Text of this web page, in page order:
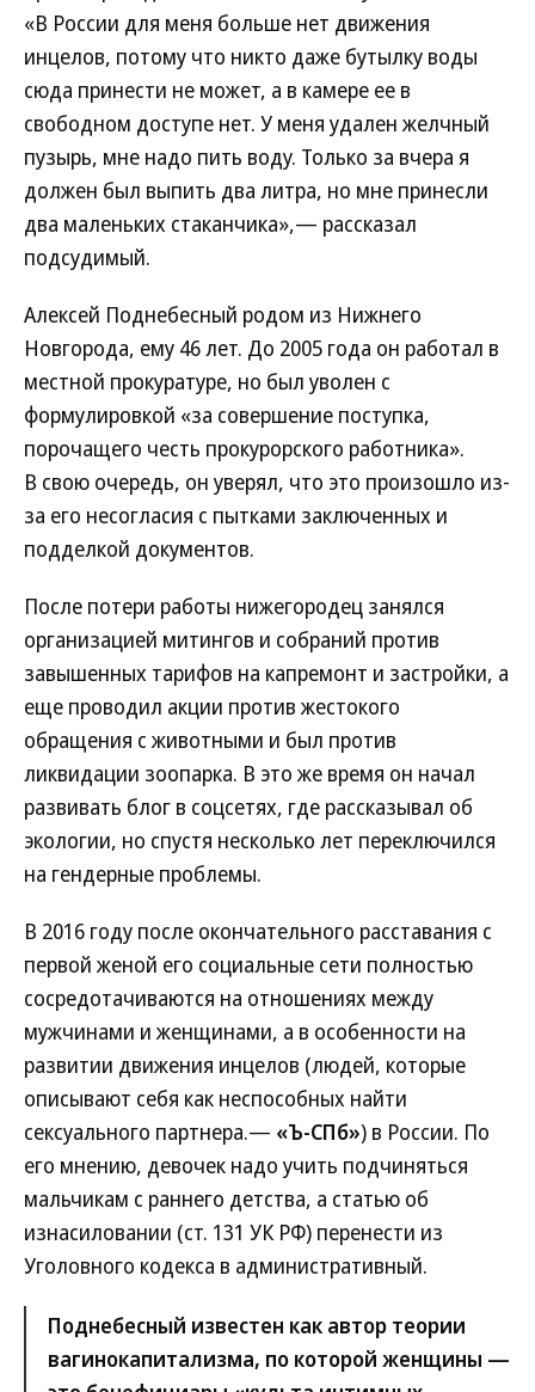
«В России для меня больше нет движения
инцелов, потому что никто даже бутылку воды
сюда принести не может, а в камере ее в
свободном доступе нет. У меня удален желчный
пузырь, мне надо пить воду. Только за вчера я
должен был выпить два литра, но мне принесли
два маленьких стаканчика»,— рассказал
подсудимый.
Алексей Поднебесный родом из Нижнего
Новгорода, ему 46 лет. До 2005 года он работал в
местной прокуратуре, но был уволен с
формулировкой «за совершение поступка,
порочащего честь прокурорского работника».
В свою очередь, он уверял, что это произошло из-
за его несогласия с пытками заключенных и
подделкой документов.
После потери работы нижегородец занялся
организацией митингов и собраний против
завышенных тарифов на капремонт и застройки, а
еще проводил акции против жестокого
обращения с животными и был против
ликвидации зоопарка. В это же время он начал
развивать блог в соцсетях, где рассказывал об
экологии, но спустя несколько лет переключился
на гендерные проблемы.
В 2016 году после окончательного расставания с
первой женой его социальные сети полностью
сосредотачиваются на отношениях между
мужчинами и женщинами, а в особенности на
развитии движения инцелов (людей, которые
описывают себя как неспособных найти
сексуального партнера.— «Ъ-СПб») в России. По
его мнению, девочек надо учить подчиняться
мальчикам с раннего детства, а статью об
изнасиловании (ст. 131 УК РФ) перенести из
Уголовного кодекса в административный.
Поднебесный известен как автор теории
вагинокапитализма, по которой женщины —